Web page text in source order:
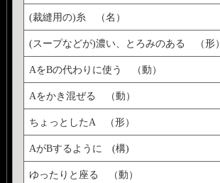
(裁縫用の)糸 （名）
(スープなどが)濃い、とろみのある （形）
AをBの代わりに使う （動）
Aをかき混ぜる （動）
ちょっとしたA （形）
AがBするように (構)
ゆったりと座る （動）